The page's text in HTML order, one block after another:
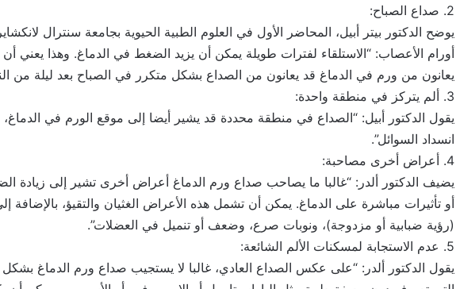
2. صداع الصباح:
يوضح الدكتور بيتر أبيل، المحاضر الأول في العلوم الطبية الحيوية بجامعة سنترال
أورام الأعصاب: “الاستلقاء لفترات طويلة يمكن أن يزيد الضغط في الدماغ. وهذا يعني
يعانون من ورم في الدماغ قد يعانون من الصداع بشكل متكرر في الصباح بعد ليلة من
3. ألم يتركز في منطقة واحدة:
يقول الدكتور أبيل: “الصداع في منطقة محددة قد يشير أيضا إلى موقع الورم في
انسداد السوائل”.
4. أعراض أخرى مصاحبة:
يضيف الدكتور ألدر: “غالبا ما يصاحب صداع ورم الدماغ أعراض أخرى تشير إلى زيادة
أو تأثيرات مباشرة على الدماغ. يمكن أن تشمل هذه الأعراض الغثيان والتقيؤ، بالإضافة
(رؤية ضبابية أو مزدوجة)، ونوبات صرع، وضعف أو تنميل في العضلات”.
5. عدم الاستجابة لمسكنات الألم الشائعة:
يقول الدكتور ألدر: “على عكس الصداع العادي، غالبا لا يستجيب صداع ورم الدماغ